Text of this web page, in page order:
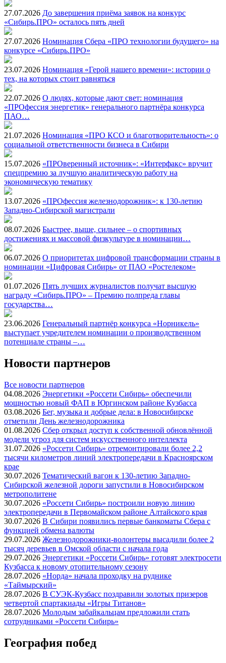
27.07.2026 До завершения приёма заявок на конкурс
«Сибирь.ПРО» осталось пять дней
27.07.2026 Номинация Сбера «ПРО технологии будущего» на
конкурсе «Сибирь.ПРО»
23.07.2026 Номинация «Герой нашего времени»: истории о
тех, на которых стоит равняться
22.07.2026 О людях, которые дают свет: номинация
«ПРОфессия энергетик» генерального партнёра конкурса
ПАО…
21.07.2026 Номинация «ПРО КСО и благотворительность»: о
социальной ответственности бизнеса в Сибири
15.07.2026 «ПРОверенный источник»: «Интерфакс» вручит
спецпремию за лучшую аналитическую работу на
экономическую тематику
13.07.2026 «ПРОфессия железнодорожник»: к 130-летию
Западно-Сибирской магистрали
08.07.2026 Быстрее, выше, сильнее – о спортивных
достижениях и массовой физкультуре в номинации…
06.07.2026 О приоритетах цифровой трансформации страны в
номинации «Цифровая Сибирь» от ПАО «Ростелеком»
01.07.2026 Пять лучших журналистов получат высшую
награду «Сибирь.ПРО» – Премию полпреда главы
государства…
23.06.2026 Генеральный партнёр конкурса «Норникель»
выступает учредителем номинации о производственном
потенциале страны –…
Новости партнеров
Все новости партнеров
04.08.2026 Энергетики «Россети Сибирь» обеспечили
мощностью новый ФАП в Юргинском районе Кузбасса
03.08.2026 Бег, музыка и добрые дела: в Новосибирске
отметили День железнодорожника
01.08.2026 Сбер открыл доступ к собственной обновлённой
модели угроз для систем искусственного интеллекта
31.07.2026 «Россети Сибирь» отремонтировали более 2,2
тысячи километров линий электропередачи в Красноярском
крае
30.07.2026 Тематический вагон к 130-летию Западно-
Сибирской железной дороги запустили в Новосибирском
метрополитене
30.07.2026 «Россети Сибирь» построили новую линию
электропередачи в Первомайском районе Алтайского края
30.07.2026 В Сибири появились первые банкоматы Сбера с
функцией обмена валюты
29.07.2026 Железнодорожники-волонтеры высадили более 2
тысяч деревьев в Омской области с начала года
29.07.2026 Энергетики «Россети Сибирь» готовят электросети
Кузбасса к новому отопительному сезону
28.07.2026 «Норда» начала проходку на руднике
«Таймырский»
28.07.2026 В СУЭК-Кузбасс поздравили золотых призеров
четвертой спартакиады «Игры Титанов»
28.07.2026 Молодым забайкальцам предложили стать
сотрудниками «Россети Сибирь»
География побед